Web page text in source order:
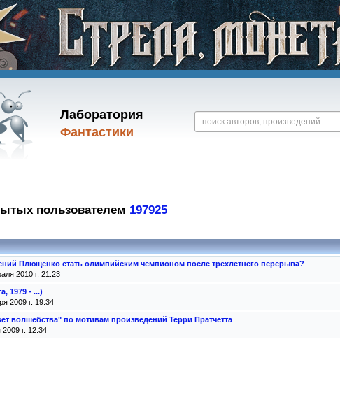
Лаборатория
Фантастики
пользователем 197925
Плющенко стать олимпийским чемпионом после трехлетнего перерыва?
2010 г. 21:23
1979 - ...)
2009 г. 19:34
волшебства" по мотивам произведений Терри Пратчетта
г. 12:34